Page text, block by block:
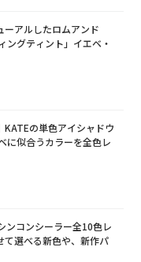
ーアルしたロムアンド
ングティント」イエベ・
KATEの単色アイシャドウ
に似合うカラーを全色レ
ンコンシーラー全10色レ
て選べる新色や、新作パ